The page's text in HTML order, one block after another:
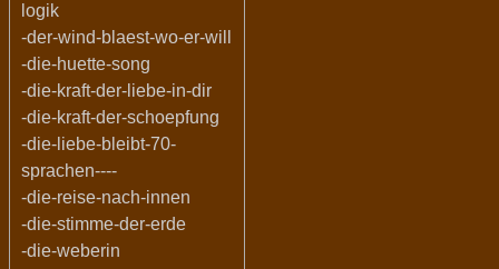
logik
-der-wind-blaest-wo-er-will
-die-huette-song
-die-kraft-der-liebe-in-dir
-die-kraft-der-schoepfung
-die-liebe-bleibt-70-
sprachen----
-die-reise-nach-innen
-die-stimme-der-erde
-die-weberin